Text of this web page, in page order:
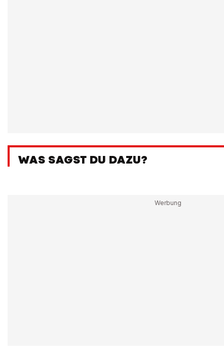
WAS SAGST DU DAZU?